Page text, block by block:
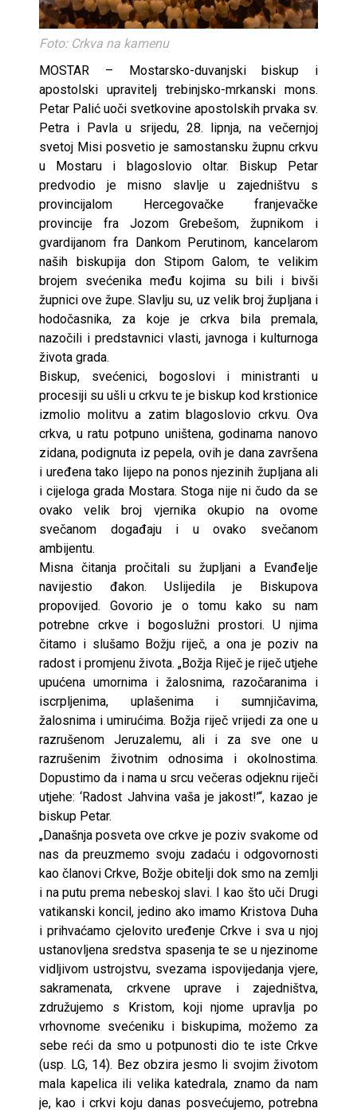
Foto: Crkva na kamenu
MOSTAR – Mostarsko-duvanjski biskup i
apostolski upravitelj trebinjsko-mrkanski mons.
Petar Palić uoči svetkovine apostolskih prvaka sv.
Petra i Pavla u srijedu, 28. lipnja, na večernjoj
svetoj Misi posvetio je samostansku župnu crkvu
u Mostaru i blagoslovio oltar. Biskup Petar
predvodio je misno slavlje u zajedništvu s
provincijalom Hercegovačke franjevačke
provincije fra Jozom Grebešom, župnikom i
gvardijanom fra Dankom Perutinom, kancelarom
naših biskupija don Stipom Galom, te velikim
brojem svećenika među kojima su bili i bivši
župnici ove župe. Slavlju su, uz velik broj župljana i
hodočasnika, za koje je crkva bila premala,
nazočili i predstavnici vlasti, javnoga i kulturnoga
života grada.
Biskup, svećenici, bogoslovi i ministranti u
procesiji su ušli u crkvu te je biskup kod krstionice
izmolio molitvu a zatim blagoslovio crkvu. Ova
crkva, u ratu potpuno uništena, godinama nanovo
zidana, podignuta iz pepela, ovih je dana završena
i uređena tako lijepo na ponos njezinih župljana ali
i cijeloga grada Mostara. Stoga nije ni čudo da se
ovako velik broj vjernika okupio na ovome
svečanom događaju i u ovako svečanom
ambijentu.
Misna čitanja pročitali su župljani a Evanđelje
navijestio đakon. Uslijedila je Biskupova
propovijed. Govorio je o tomu kako su nam
potrebne crkve i bogoslužni prostori. U njima
čitamo i slušamo Božju riječ, a ona je poziv na
radost i promjenu života. „Božja Riječ je riječ utjehe
upućena umornima i žalosnima, razočaranima i
iscrpljenima, uplašenima i sumnjičavima,
žalosnima i umirućima. Božja riječ vrijedi za one u
razrušenom Jeruzalemu, ali i za sve one u
razrušenim životnim odnosima i okolnostima.
Dopustimo da i nama u srcu večeras odjeknu riječi
utjehe: ‘Radost Jahvina vaša je jakost!’“, kazao je
biskup Petar.
„Današnja posveta ove crkve je poziv svakome od
nas da preuzmemo svoju zadaću i odgovornosti
kao članovi Crkve, Božje obitelji dok smo na zemlji
i na putu prema nebeskoj slavi. I kao što uči Drugi
vatikanski koncil, jedino ako imamo Kristova Duha
i prihvaćamo cjelovito uređenje Crkve i sva u njoj
ustanovljena sredstva spasenja te se u njezinome
vidljivom ustrojstvu, svezama ispovijedanja vjere,
sakramenata, crkvene uprave i zajedništva,
združujemo s Kristom, koji njome upravlja po
vrhovnome svećeniku i biskupima, možemo za
sebe reći da smo u potpunosti dio te iste Crkve
(usp. LG, 14). Bez obzira jesmo li svojim životom
mala kapelica ili velika katedrala, znamo da nam
je, kao i crkvi koju danas posvećujemo, potrebna